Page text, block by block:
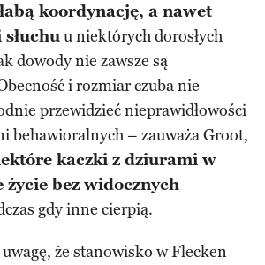
koordynację, a nawet
u niektórych dorosłych
dowody nie zawsze są
i rozmiar czuba nie
przewidzieć nieprawidłowości
behawioralnych – zauważa Groot,
kaczki z dziurami w
życie bez widocznych
gdy inne cierpią.
że stanowisko w Flecken